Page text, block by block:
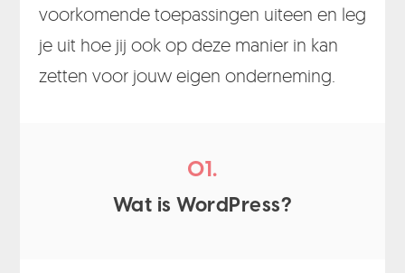
voorkomende toepassingen uiteen en leg
je uit hoe jij ook op deze manier in kan
zetten voor jouw eigen onderneming.
01.
Wat is WordPress?